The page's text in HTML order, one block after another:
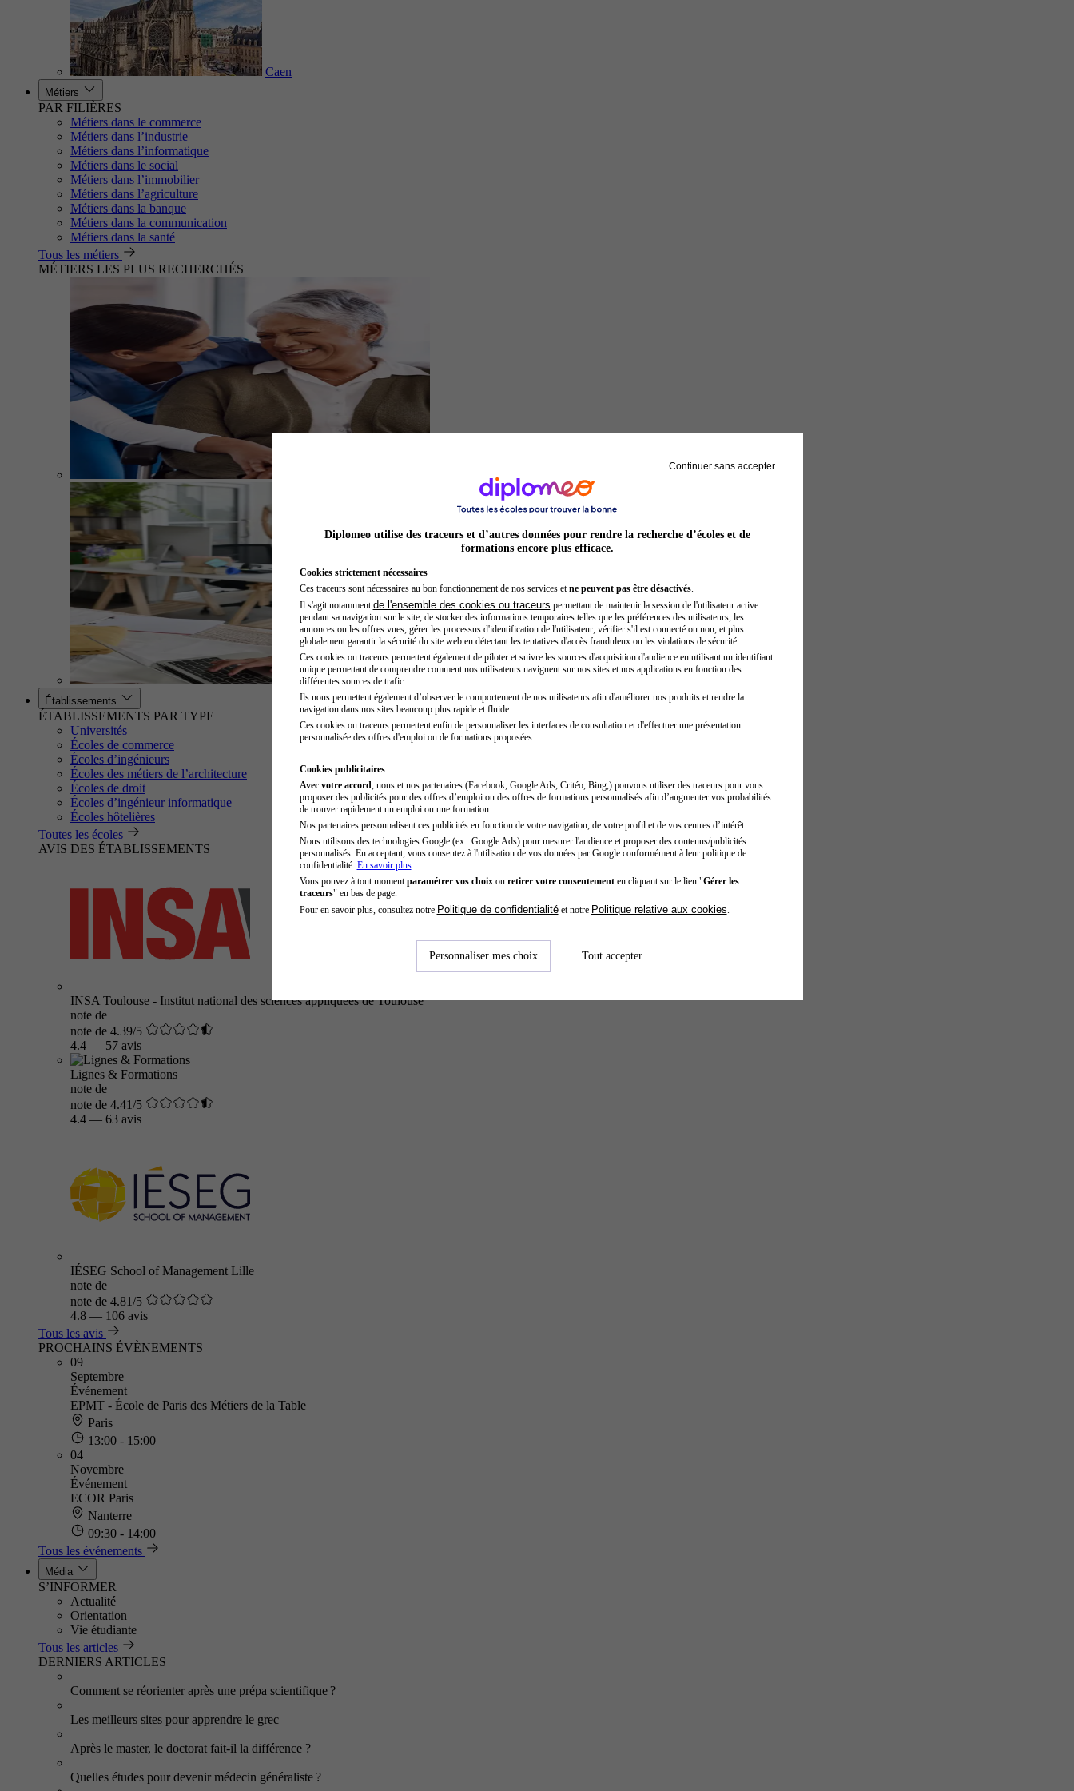
Caen
Métiers
PAR FILIÈRES
Métiers dans le commerce
Métiers dans l’industrie
Métiers dans l’informatique
Métiers dans le social
Métiers dans l’immobilier
Métiers dans l’agriculture
Métiers dans la banque
Métiers dans la communication
Métiers dans la santé
Tous les métiers
MÉTIERS LES PLUS RECHERCHÉS
Sage-femme
Établissements
ÉTABLISSEMENTS PAR TYPE
Universités
Écoles de commerce
Écoles d’ingénieurs
Écoles des métiers de l’architecture
Écoles de droit
Écoles d’ingénieur informatique
Écoles hôtelières
Toutes les écoles
AVIS DES ÉTABLISSEMENTS
INSA Toulouse - Institut national des sciences appliquées de Toulouse
note de
note de 4.39/5
4.4 — 57 avis
Lignes & Formations
note de
note de 4.41/5
4.4 — 63 avis
IÉSEG School of Management Lille
note de
note de 4.81/5
4.8 — 106 avis
Tous les avis
PROCHAINS ÉVÈNEMENTS
09
Septembre
Événement
EPMT - École de Paris des Métiers de la Table
Paris
13:00 - 15:00
04
Novembre
Événement
ECOR Paris
Nanterre
09:30 - 14:00
Tous les événements
Média
S’INFORMER
Actualité
Orientation
Vie étudiante
Tous les articles
DERNIERS ARTICLES
Comment se réorienter après une prépa scientifique ?
Les meilleurs sites pour apprendre le grec
Après le master, le doctorat fait-il la différence ?
Quelles études pour devenir médecin généraliste ?
Continuer sans accepter
Diplomeo utilise des traceurs et d’autres données pour rendre la recherche d’écoles et de
formations encore plus efficace.
Cookies strictement nécessaires
Ces traceurs sont nécessaires au bon fonctionnement de nos services et ne peuvent pas être désactivés.
Il s'agit notamment de l'ensemble des cookies ou traceurs permettant de maintenir la session de l'utilisateur active
pendant sa navigation sur le site, de stocker des informations temporaires telles que les préférences des utilisateurs, les
annonces ou les offres vues, gérer les processus d'identification de l'utilisateur, vérifier s'il est connecté ou non, et plus
globalement garantir la sécurité du site web en détectant les tentatives d'accès frauduleux ou les violations de sécurité.
Ces cookies ou traceurs permettent également de piloter et suivre les sources d'acquisition d'audience en utilisant un identifiant
unique permettant de comprendre comment nos utilisateurs naviguent sur nos sites et nos applications en fonction des
différentes sources de trafic.
Ils nous permettent également d’observer le comportement de nos utilisateurs afin d'améliorer nos produits et rendre la
navigation dans nos sites beaucoup plus rapide et fluide.
Ces cookies ou traceurs permettent enfin de personnaliser les interfaces de consultation et d'effectuer une présentation
personnalisée des offres d'emploi ou de formations proposées.
Cookies publicitaires
Avec votre accord , nous et nos partenaires (Facebook, Google Ads, Critéo, Bing,) pouvons utiliser des traceurs pour vous
proposer des publicités pour des offres d’emploi ou des offres de formations personnalisés afin d’augmenter vos probabilités
de trouver rapidement un emploi ou une formation.
Nos partenaires personnalisent ces publicités en fonction de votre navigation, de votre profil et de vos centres d’intérêt.
Nous utilisons des technologies Google (ex : Google Ads) pour mesurer l'audience et proposer des contenus/publicités
personnalisés. En acceptant, vous consentez à l'utilisation de vos données par Google conformément à leur politique de
confidentialité. En savoir plus
Vous pouvez à tout moment paramétrer vos choixou retirer votre consentementen cliquant sur le lien "Gérer les
traceurs" en bas de page.
Pour en savoir plus, consultez notre Politique de confidentialitéet notre Politique relative aux cookies
Personnaliser mes choix Tout accepter